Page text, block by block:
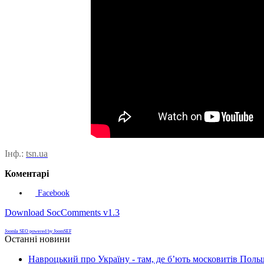
Інф.: tsn.ua
Коментарі
Facebook
Download SocComments v1.3
Joomla SEO powered by JoomSEF
Останні новини
Навроцький про Україну - там, де б’ють московитів